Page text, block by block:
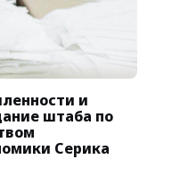
и
штаба по
Серика